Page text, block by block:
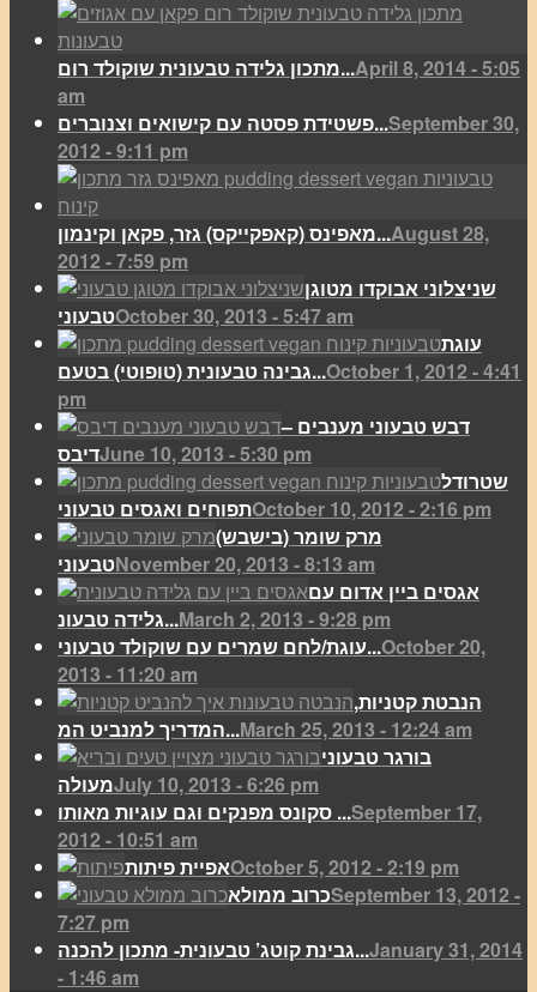
מתכון גלידה טבעונית שוקולד רום...April 8, 2014 - 5:05
am
פשטידת פסטה עם קישואים וצנוברים...September 30,
2012 - 9:11 pm
מאפינס (קאפקייקס) גזר, פקאן וקינמון...August 28,
2012 - 7:59 pm
שניצלוני אבוקדו מטוגן
טבעוניOctober 30, 2013 - 5:47 am
עוגת
גבינה טבעונית (טופוטי) בטעם...October 1, 2012 - 4:41
pm
דבש טבעוני מענבים –
דיבסJune 10, 2013 - 5:30 pm
שטרודל
תפוחים ואגסים טבעוניOctober 10, 2012 - 2:16 pm
מרק שומר (בישבש)
טבעוניNovember 20, 2013 - 8:13 am
אגסים ביין אדום עם
גלידה טבעונ...March 2, 2013 - 9:28 pm
עוגת/לחם שמרים עם שוקולד טבעוני...October 20,
2013 - 11:20 am
הנבטת קטניות,
המדריך למנביט המ...March 25, 2013 - 12:24 am
בורגר טבעוני
מעולהJuly 10, 2013 - 6:26 pm
סקונס מפנקים וגם עוגיות מאותו ...September 17,
2012 - 10:51 am
אפיית פיתותOctober 5, 2012 - 2:19 pm
כרוב ממולאSeptember 13, 2012 -
7:27 pm
גבינת קוטג’ טבעונית- מתכון להכנה...January 31, 2014
- 1:46 am